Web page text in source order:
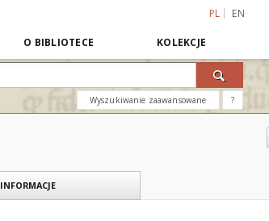
PL EN
O BIBLIOTECE KOLEKCJE
Wyszukiwanie zaawansowane ?
INFORMACJE